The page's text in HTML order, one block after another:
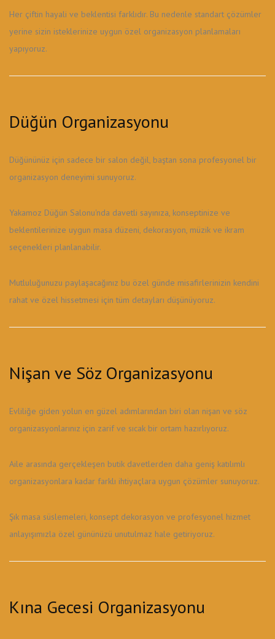
Her çiftin hayali ve beklentisi farklıdır. Bu nedenle standart çözümler
yerine sizin isteklerinize uygun özel organizasyon planlamaları
yapıyoruz.
Düğün Organizasyonu
Düğününüz için sadece bir salon değil, baştan sona profesyonel bir
organizasyon deneyimi sunuyoruz.
Yakamoz Düğün Salonu'nda davetli sayınıza, konseptinize ve
beklentilerinize uygun masa düzeni, dekorasyon, müzik ve ikram
seçenekleri planlanabilir.
Mutluluğunuzu paylaşacağınız bu özel günde misafirlerinizin kendini
rahat ve özel hissetmesi için tüm detayları düşünüyoruz.
Nişan ve Söz Organizasyonu
Evliliğe giden yolun en güzel adımlarından biri olan nişan ve söz
organizasyonlarınız için zarif ve sıcak bir ortam hazırlıyoruz.
Aile arasında gerçekleşen butik davetlerden daha geniş katılımlı
organizasyonlara kadar farklı ihtiyaçlara uygun çözümler sunuyoruz.
Şık masa süslemeleri, konsept dekorasyon ve profesyonel hizmet
anlayışımızla özel gününüzü unutulmaz hale getiriyoruz.
Kına Gecesi Organizasyonu